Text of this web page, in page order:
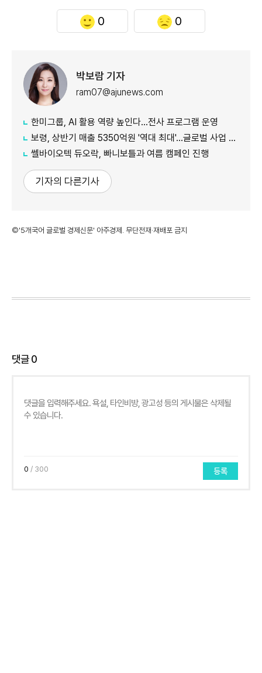
0 0
박보람 기자
ram07@ajunews.com
한미그룹, AI 활용 역량 높인다…전사 프로그램 운영
보령, 상반기 매출 5350억원 '역대 최대'…글로벌 사업 성장 본격화
쎌바이오텍 듀오락, 빠니보틀과 여름 캠페인 진행
기자의 다른기사
©'5개국어 글로벌 경제신문' 아주경제. 무단전재·재배포 금지
댓글0
0 / 300 등록